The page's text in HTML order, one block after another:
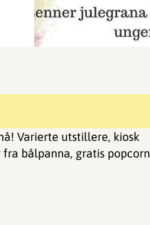
Varierte utstillere, kiosk
fra bålpanna, gratis popcorn